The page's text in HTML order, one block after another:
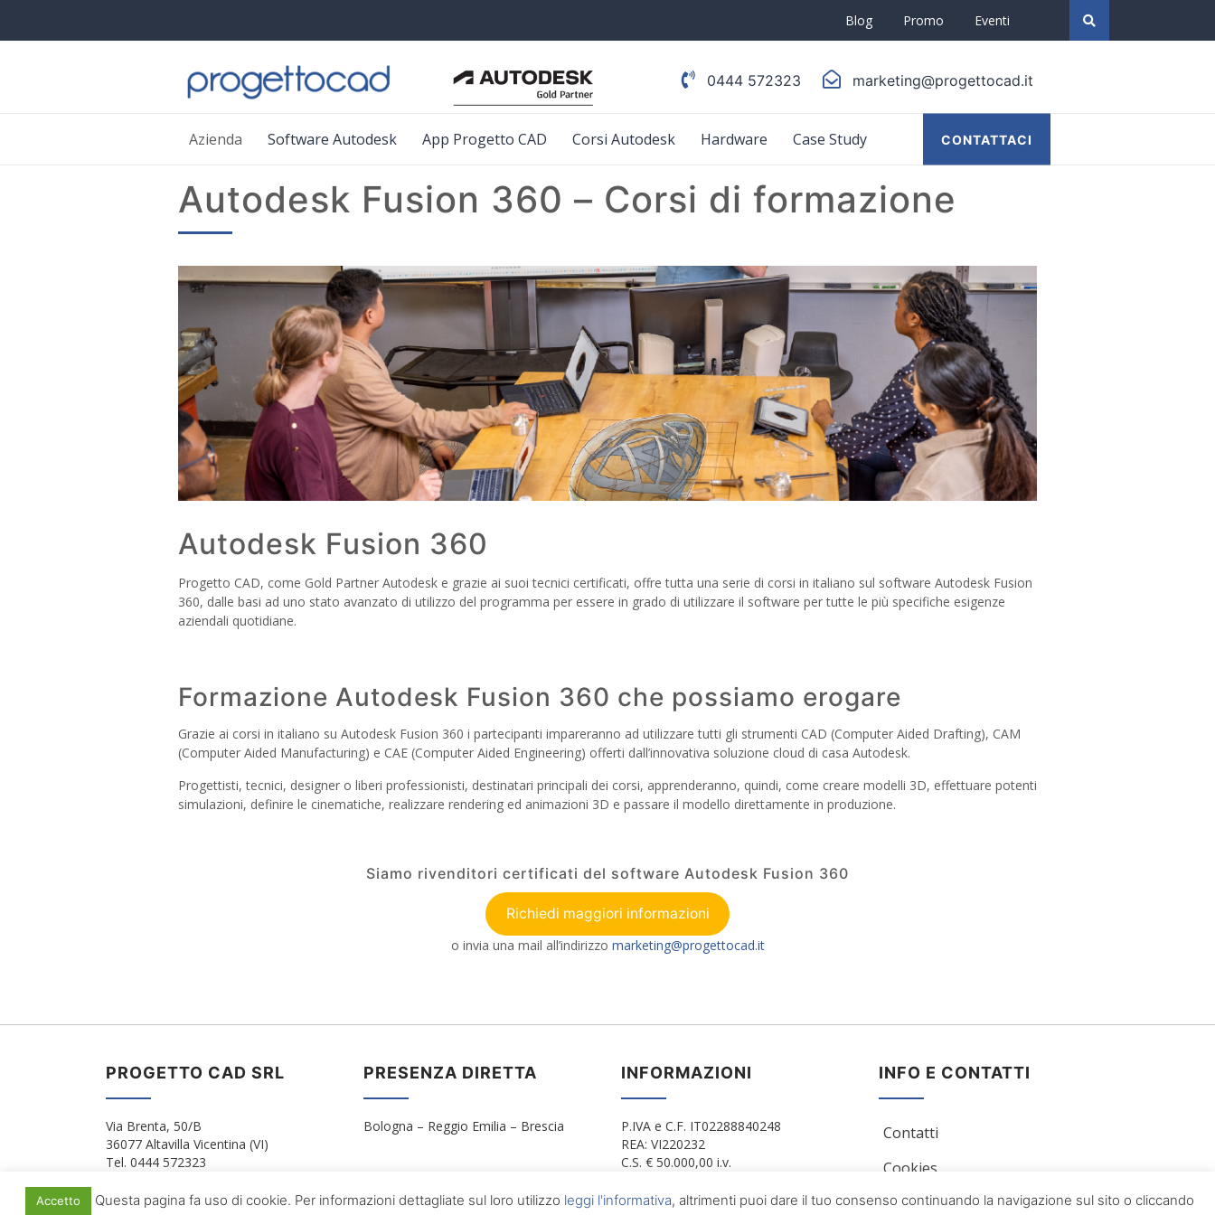
Blog Promo Eventi
0444 572323 marketing@progettocad.it
Azienda Software Autodesk App Progetto CAD Corsi Autodesk Hardware Case Study CONTATTACI
Autodesk Fusion 360 – Corsi di formazione
Autodesk Fusion 360
Progetto CAD, come Gold Partner Autodesk e grazie ai suoi tecnici certificati, offre tutta una serie di corsi in italiano sul software Autodesk Fusion
360, dalle basi ad uno stato avanzato di utilizzo del programma per essere in grado di utilizzare il software per tutte le più specifiche esigenze
aziendali quotidiane.
Formazione Autodesk Fusion 360 che possiamo erogare
Grazie ai corsi in italiano su Autodesk Fusion 360 i partecipanti impareranno ad utilizzare tutti gli strumenti CAD (Computer Aided Drafting), CAM
(Computer Aided Manufacturing) e CAE (Computer Aided Engineering) offerti dall’innovativa soluzione cloud di casa Autodesk.
Progettisti, tecnici, designer o liberi professionisti, destinatari principali dei corsi, apprenderanno, quindi, come creare modelli 3D, effettuare potenti
simulazioni, definire le cinematiche, realizzare rendering ed animazioni 3D e passare il modello direttamente in produzione.
Siamo rivenditori certificati del software Autodesk Fusion 360
Richiedi maggiori informazioni
o invia una mail all’indirizzo marketing@progettocad.it
PROGETTO CAD SRL
Via Brenta, 50/B
36077 Altavilla Vicentina (VI)
Tel. 0444 572323
PRESENZA DIRETTA
Bologna – Reggio Emilia – Brescia
INFORMAZIONI
P.IVA e C.F. IT02288840248
REA: VI220232
C.S. € 50.000,00 i.v.
INFO E CONTATTI
Contatti
Cookies
Privacy Policy
Accetto Questa pagina fa uso di cookie. Per informazioni dettagliate sul loro utilizzo leggi l'informativa, altrimenti puoi dare il tuo consenso continuando la navigazione sul sito o cliccando